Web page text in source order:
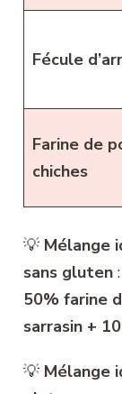
Fécule
Farine de
chiches
💡 Mélange
sans gluten :
50% farine
sarrasin +
💡 Mélange